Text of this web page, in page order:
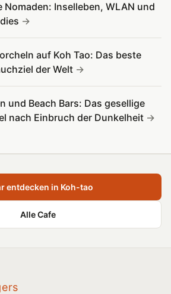
Nomaden: Inselleben, WLAN und
auf Koh Tao: Das beste
der Welt
und Beach Bars: Das gesellige
nach Einbruch der Dunkelheit
entdecken in Koh-tao
Alle Cafe